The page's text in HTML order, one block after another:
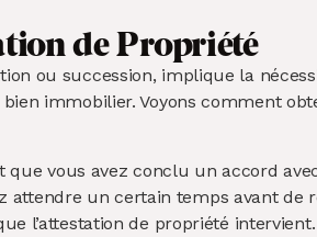
de Propriété
ou succession, implique la
immobilier. Voyons comment
vous avez conclu un accord
un certain temps avant de
l’attestation de propriété intervient.